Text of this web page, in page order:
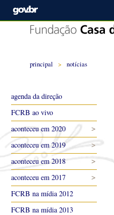
principal > notícias
agenda da direção
FCRB ao vivo
aconteceu em 2020
aconteceu em 2019
aconteceu em 2018
aconteceu em 2017
FCRB na mídia 2012
FCRB na mídia 2013